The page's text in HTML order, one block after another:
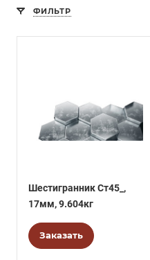
ФИЛЬТР
Шестигранник Ст45_,
17мм, 9.604кг
Заказать